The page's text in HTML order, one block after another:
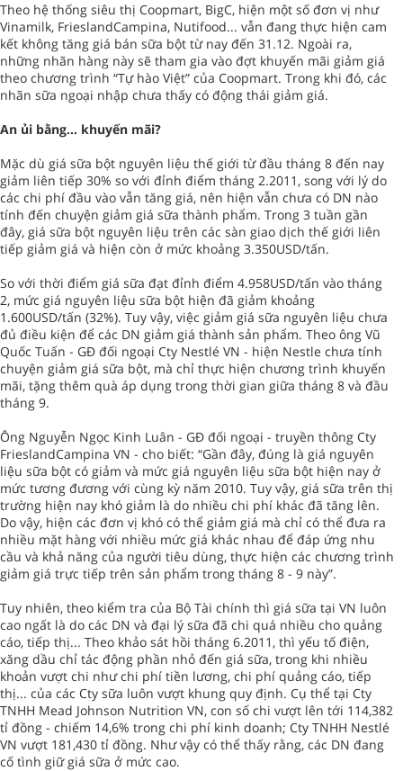
Theo hệ thống siêu thị Coopmart, BigC, hiện một số đơn vị như
Vinamilk, FrieslandCampina, Nutifood... vẫn đang thực hiện cam
kết không tăng giá bán sữa bột từ nay đến 31.12. Ngoài ra,
những nhãn hàng này sẽ tham gia vào đợt khuyến mãi giảm giá
theo chương trình “Tự hào Việt” của Coopmart. Trong khi đó, các
nhãn sữa ngoại nhập chưa thấy có động thái giảm giá.
An ủi bằng… khuyến mãi?
Mặc dù giá sữa bột nguyên liệu thế giới từ đầu tháng 8 đến nay
giảm liên tiếp 30% so với đỉnh điểm tháng 2.2011, song với lý do
các chi phí đầu vào vẫn tăng giá, nên hiện vẫn chưa có DN nào
tính đến chuyện giảm giá sữa thành phẩm. Trong 3 tuần gần
đây, giá sữa bột nguyên liệu trên các sàn giao dịch thế giới liên
tiếp giảm giá và hiện còn ở mức khoảng 3.350USD/tấn.
So với thời điểm giá sữa đạt đỉnh điểm 4.958USD/tấn vào tháng
2, mức giá nguyên liệu sữa bột hiện đã giảm khoảng
1.600USD/tấn (32%). Tuy vậy, việc giảm giá sữa nguyên liệu chưa
đủ điều kiện để các DN giảm giá thành sản phẩm. Theo ông Vũ
Quốc Tuấn - GĐ đối ngoại Cty Nestlé VN - hiện Nestle chưa tính
chuyện giảm giá sữa bột, mà chỉ thực hiện chương trình khuyến
mãi, tặng thêm quà áp dụng trong thời gian giữa tháng 8 và đầu
tháng 9.
Ông Nguyễn Ngọc Kinh Luân - GĐ đối ngoại - truyền thông Cty
FrieslandCampina VN - cho biết: “Gần đây, đúng là giá nguyên
liệu sữa bột có giảm và mức giá nguyên liệu sữa bột hiện nay ở
mức tương đương với cùng kỳ năm 2010. Tuy vậy, giá sữa trên thị
trường hiện nay khó giảm là do nhiều chi phí khác đã tăng lên.
Do vậy, hiện các đơn vị khó có thể giảm giá mà chỉ có thể đưa ra
nhiều mặt hàng với nhiều mức giá khác nhau để đáp ứng nhu
cầu và khả năng của người tiêu dùng, thực hiện các chương trình
giảm giá trực tiếp trên sản phẩm trong tháng 8 - 9 này”.
Tuy nhiên, theo kiểm tra của Bộ Tài chính thì giá sữa tại VN luôn
cao ngất là do các DN và đại lý sữa đã chi quá nhiều cho quảng
cáo, tiếp thị... Theo khảo sát hồi tháng 6.2011, thì yếu tố điện,
xăng dầu chỉ tác động phần nhỏ đến giá sữa, trong khi nhiều
khoản vượt chi như chi phí tiền lương, chi phí quảng cáo, tiếp
thị... của các Cty sữa luôn vượt khung quy định. Cụ thể tại Cty
TNHH Mead Johnson Nutrition VN, con số chi vượt lên tới 114,382
tỉ đồng - chiếm 14,6% trong chi phí kinh doanh; Cty TNHH Nestlé
VN vượt 181,430 tỉ đồng. Như vậy có thể thấy rằng, các DN đang
cố tình giữ giá sữa ở mức cao.